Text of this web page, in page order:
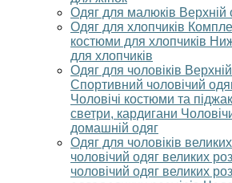
Одяг для малюків Верхній
Одяг для хлопчиків
костюми для хлопчиків
для хлопчиків
Одяг для чоловіків
Спортивний чоловічий
Чоловічі костюми та
светри, кардигани
домашній одяг
Одяг для чоловіків
чоловічий одяг великих
чоловічий одяг великих